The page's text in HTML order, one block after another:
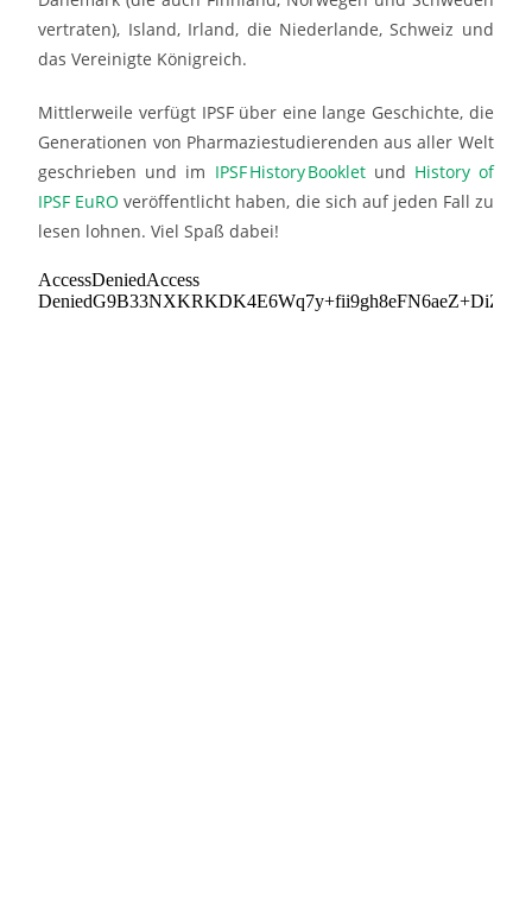
vertraten), Island, Irland, die Niederlande, Schweiz und
das Vereinigte Königreich.
Mittlerweile verfügt IPSF über eine lange Geschichte, die
Generationen von Pharmaziestudierenden aus aller Welt
geschrieben und im IPSF History Bookletund History of
IPSF EuRO veröffentlicht haben, die sich auf jeden Fall zu
lesen lohnen. Viel Spaß dabei!